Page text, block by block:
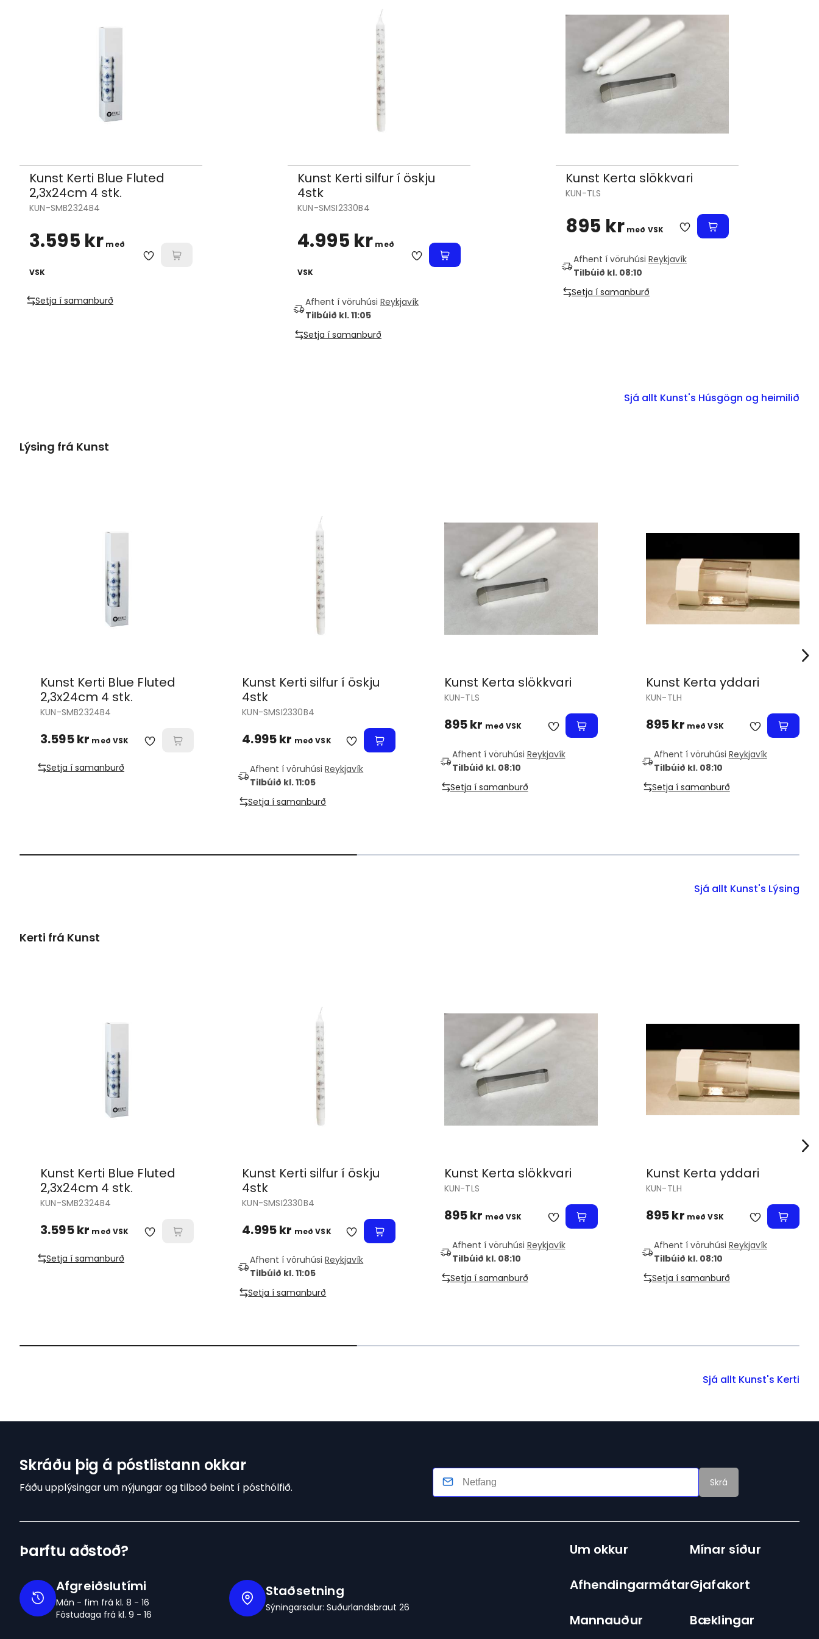
Kunst Kerti Blue Fluted
2,3x24cm 4 stk.
KUN-SMB2324B4
3.595 kr með
VSK
Setja í samanburð
Kunst Kerti silfur í öskju
4stk
KUN-SMSI2330B4
4.995 kr með
VSK
Afhent í vöruhúsi Reykjavík
Tilbúið kl. 11:05
Setja í samanburð
Kunst Kerta slökkvari
KUN-TLS
895 kr með VSK
Afhent í vöruhúsi Reykjavík
Tilbúið kl. 08:10
Setja í samanburð
Sjá allt Kunst's Húsgögn og heimilið
Lýsing frá Kunst
Kunst Kerti Blue Fluted
2,3x24cm 4 stk.
KUN-SMB2324B4
3.595 kr með VSK
Setja í samanburð
Kunst Kerti silfur í öskju
4stk
KUN-SMSI2330B4
4.995 kr með VSK
Afhent í vöruhúsi Reykjavík
Tilbúið kl. 11:05
Setja í samanburð
Kunst Kerta slökkvari
KUN-TLS
895 kr með VSK
Afhent í vöruhúsi Reykjavík
Tilbúið kl. 08:10
Setja í samanburð
Kunst Kerta yddari
KUN-TLH
895 kr með VSK
Afhent í vöruhúsi Reykjavík
Tilbúið kl. 08:10
Setja í samanburð
Sjá allt Kunst's Lýsing
Kerti frá Kunst
Kunst Kerti Blue Fluted
2,3x24cm 4 stk.
KUN-SMB2324B4
3.595 kr með VSK
Setja í samanburð
Kunst Kerti silfur í öskju
4stk
KUN-SMSI2330B4
4.995 kr með VSK
Afhent í vöruhúsi Reykjavík
Tilbúið kl. 11:05
Setja í samanburð
Kunst Kerta slökkvari
KUN-TLS
895 kr með VSK
Afhent í vöruhúsi Reykjavík
Tilbúið kl. 08:10
Setja í samanburð
Kunst Kerta yddari
KUN-TLH
895 kr með VSK
Afhent í vöruhúsi Reykjavík
Tilbúið kl. 08:10
Setja í samanburð
Sjá allt Kunst's Kerti
Skráðu þig á póstlistann okkar
Fáðu upplýsingar um nýjungar og tilboð beint í pósthólfið. Skrá
Þarftu aðstoð?
Afgreiðslutími
Mán - fim frá kl. 8 - 16
Föstudaga frá kl. 9 - 16
Staðsetning
Sýningarsalur: Suðurlandsbraut 26
Um okkur
Afhendingarmátar
Mannauður
Mínar síður
Gjafakort
Bæklingar